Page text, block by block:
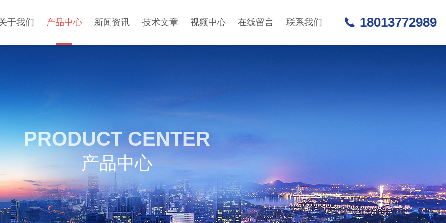
于我们 产品中心 新闻资讯 技术文章 视频中心 在线留言 联系我们 18013772989
PRODUCT CENTER
产品中心